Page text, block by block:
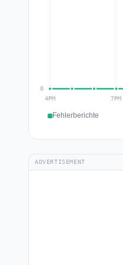
Fehlerberichte
ADVERTISEMENT